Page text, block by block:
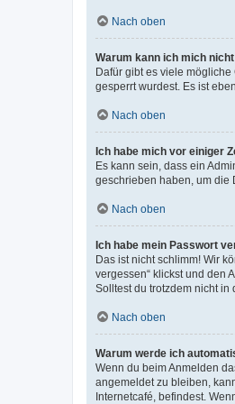
Nach oben
Warum kann ich mich
Dafür gibt es viele
gesperrt wurdest. Es ist
Nach oben
Ich habe mich vor einiger
Es kann sein, dass ein
geschrieben haben, um die
Nach oben
Ich habe mein Passwort
Das ist nicht schlimm! Wir
vergessen“ klickst und den
Solltest du trotzdem nicht in
Nach oben
Warum werde ich
Wenn du beim Anmelden
angemeldet zu bleiben,
Internetcafé, befindest.